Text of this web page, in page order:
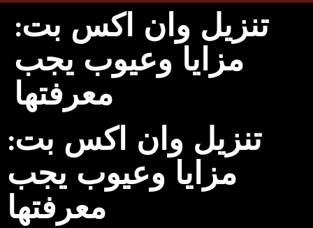
تنزيل وان اكس بت:
مزايا وعيوب يجب
معرفتها
تنزيل وان اكس بت:
مزايا وعيوب يجب
معرفتها